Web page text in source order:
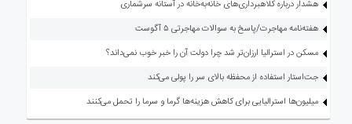
هشدار درباره کلاهبرداری‌های خانه‌به‌خانه در آستانه سرشماری
هفته‌نامه مهاجرت/پاسخ به سوالات مهاجرتی ۵ آگوست
مسکن در استرالیا ارزان‌تر شد چرا دولت آن را خبر خوب نمی‌داند؟
جت‌استار استفاده از محفظه بالای سر را پولی می‌کند
میلیون‌ها استرالیایی برای کاهش هزینه‌ها گرما و سرما را تحمل می‌کنند